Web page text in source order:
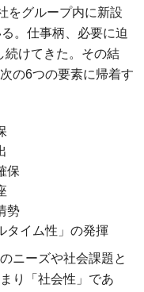
をグループ内に新設
。仕事柄、必要に迫
続けてきた。その結
の6つの要素に帰着す
保
勢
タイム性」の発揮
ニーズや社会課題と
り「社会性」であ